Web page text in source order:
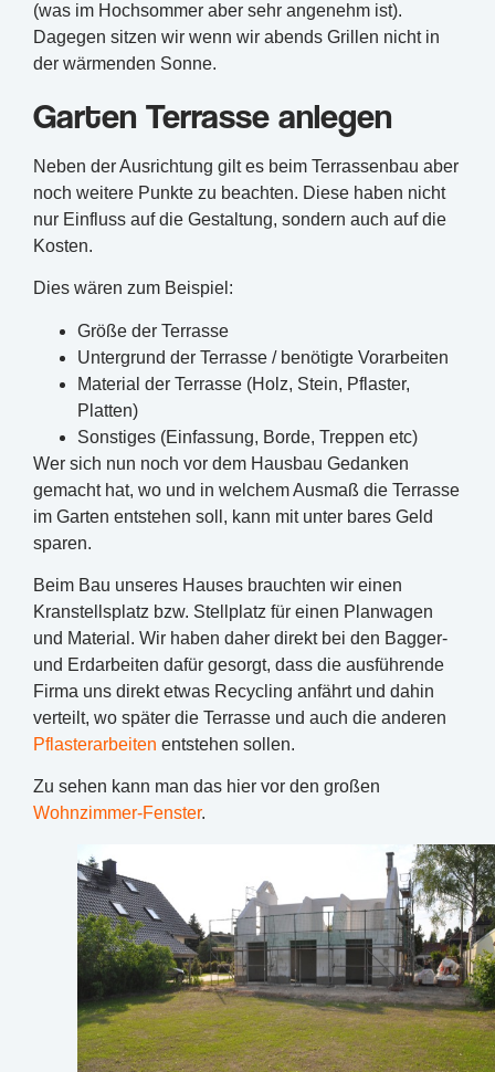
(was im Hochsommer aber sehr angenehm ist).
Dagegen sitzen wir wenn wir abends Grillen nicht in
der wärmenden Sonne.
Garten Terrasse anlegen
Neben der Ausrichtung gilt es beim Terrassenbau aber
noch weitere Punkte zu beachten. Diese haben nicht
nur Einfluss auf die Gestaltung, sondern auch auf die
Kosten.
Dies wären zum Beispiel:
Größe der Terrasse
Untergrund der Terrasse / benötigte Vorarbeiten
Material der Terrasse (Holz, Stein, Pflaster,
Platten)
Sonstiges (Einfassung, Borde, Treppen etc)
Wer sich nun noch vor dem Hausbau Gedanken
gemacht hat, wo und in welchem Ausmaß die Terrasse
im Garten entstehen soll, kann mit unter bares Geld
sparen.
Beim Bau unseres Hauses brauchten wir einen
Kranstellsplatz bzw. Stellplatz für einen Planwagen
und Material. Wir haben daher direkt bei den Bagger-
und Erdarbeiten dafür gesorgt, dass die ausführende
Firma uns direkt etwas Recycling anfährt und dahin
verteilt, wo später die Terrasse und auch die anderen
Pflasterarbeiten entstehen sollen.
Zu sehen kann man das hier vor den großen
Wohnzimmer-Fenster.